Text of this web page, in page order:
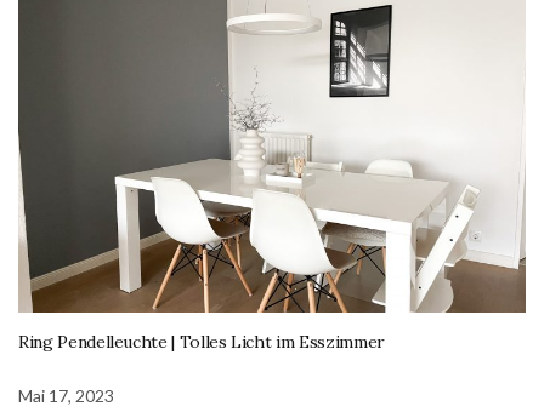
Ring Pendelleuchte | Tolles Licht im Esszimmer
Mai 17, 2023